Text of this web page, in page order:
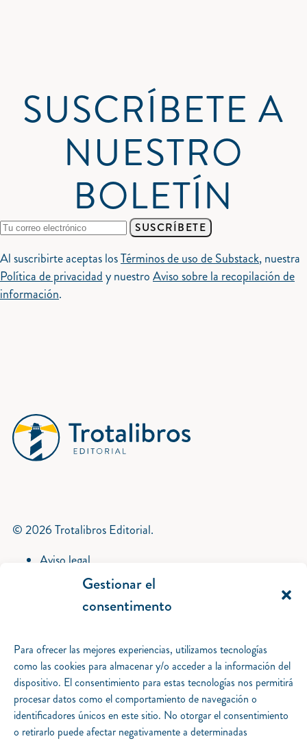
Gestionar el
consentimento
Para ofrecer las mejores experiencias, utilizamos tecnologías
como las cookies para almacenar y/o acceder a la información del
dispositivo. El consentimiento para estas tecnologías nos permitirá
procesar datos como el comportamiento de navegación o
identificadores únicos en este sitio. No otorgar el consentimiento
o retirarlo puede afectar negativamente a determinadas
SUSCRÍBETE A
NUESTRO
BOLETÍN
SUSCRÍBETE
Al suscribirte aceptas losTérminos de uso de Substack, nuestra
Política de privacidady nuestroAviso sobre la recopilación de
información.
© 2026 Trotalibros Editorial.
Aviso legal
Política de privacidad
Catálogo
Piteas
Colom
Magallanes
Packs